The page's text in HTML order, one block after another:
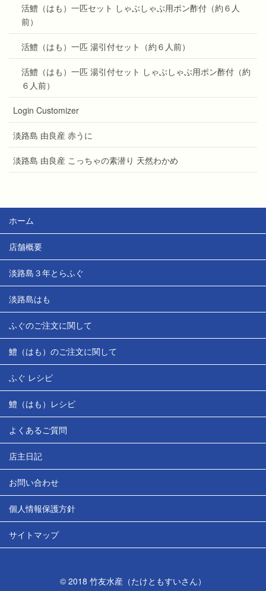
活鱧（はも）一匹セット しゃぶしゃぶ用ポン酢付（約６人
前）
活鱧（はも）一匹 湯引付セット（約６人前）
活鱧（はも）一匹 湯引付セット しゃぶしゃぶ用ポン酢付（約
６人前）
Login Customizer
淡路島 由良産 赤うに
淡路島 由良産 こっちゃの素潜り 天然わかめ
ホーム
店舗概要
淡路島３年とらふぐ
淡路島はも
ふぐのご注文に関して
鱧（はも）のご注文に関して
ふぐ レシピ
鱧（はも）レシピ
よくあるご質問
店主日記
お問い合わせ
個人情報保護方針
サイトマップ
© 2018 竹友水産（たけともすいさん）